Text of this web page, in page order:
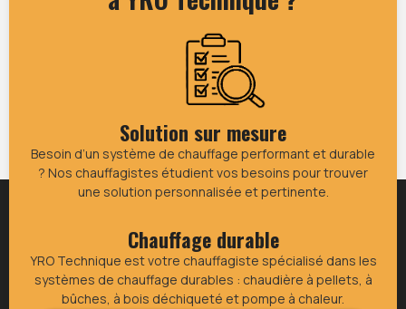
Solution sur mesure
Besoin d’un système de chauffage performant et durable
? Nos chauffagistes étudient vos besoins pour trouver
une solution personnalisée et pertinente.
Chauffage durable
YRO Technique est votre chauffagiste spécialisé dans les
systèmes de chauffage durables : chaudière à pellets, à
bûches, à bois déchiqueté et pompe à chaleur.